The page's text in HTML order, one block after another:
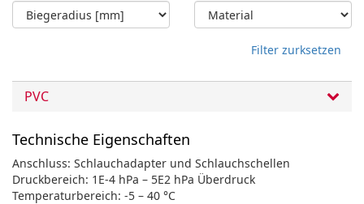
Filter zurksetzen
PVC
Technische Eigenschaften
Anschluss: Schlauchadapter und Schlauchschellen
Druckbereich: 1E-4 hPa – 5E2 hPa Überdruck
Temperaturbereich: -5 – 40 °C